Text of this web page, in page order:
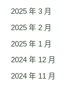
2025 年 3 月
2025 年 2 月
2025 年 1 月
2024 年 12 月
2024 年 11 月